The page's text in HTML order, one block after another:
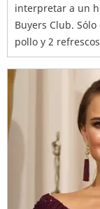
interpretar a un
Buyers Club.
pollo y 2